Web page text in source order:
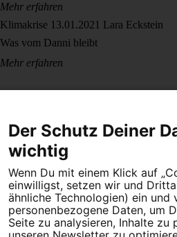
Mehr erfahren
Klimakrise 13.01.2021 Lara Eckstein
Was vom Danni bleibt
Mehr erfahren
Dein Engagement macht den
Millionen Menschen an.
Newsletter bestellen
Der Schutz Deiner
wichtig
Wenn Du mit einem Klick auf
einwilligst, setzen wir und
ähnliche Technologien) ein und
personenbezogene Daten, um
Seite zu analysieren, Inhalte zu